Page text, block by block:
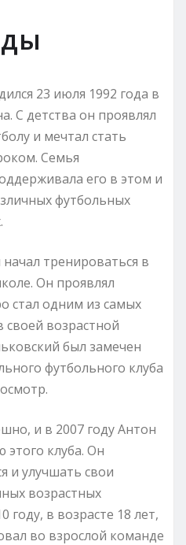
23 июля 1992 года в
С детства он проявлял
и мечтал стать
Семья
его в этом и
футбольных
тренироваться в
Он проявлял
стал одним из самых
своей возрастной
был замечен
футбольного клуба
и в 2007 году Антон
клуба. Он
и улучшать свои
возрастных
году, в возрасте 18 лет,
во взрослой команде